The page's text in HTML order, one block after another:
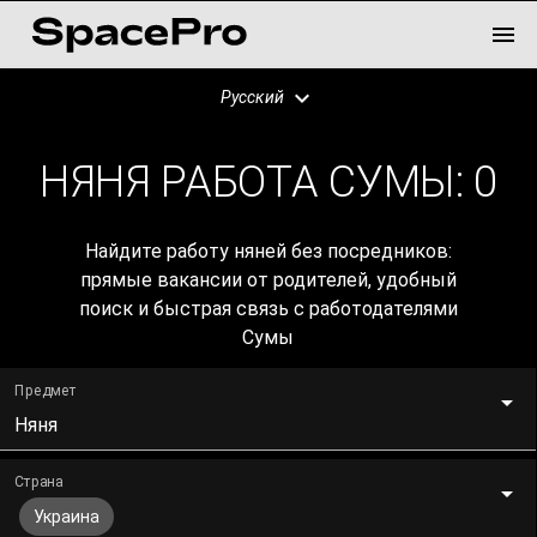
Русский
НЯНЯ РАБОТА СУМЫ: 0
Найдите работу няней без посредников:
прямые вакансии от родителей, удобный
поиск и быстрая связь с работодателями
Сумы
Предмет
Няня
Страна
Украина